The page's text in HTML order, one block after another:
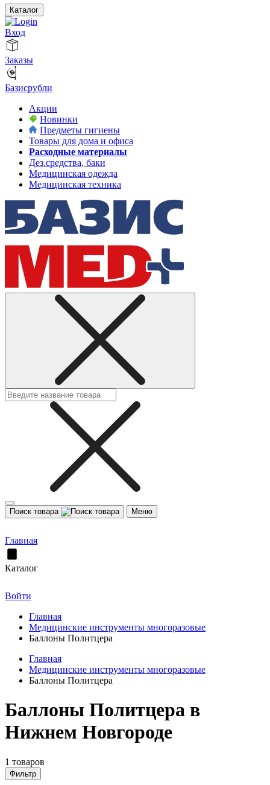
Каталог
Вход
Заказы
Базисрубли
Акции
Новинки
Предметы гигиены
Товары для дома и офиса
Расходные материалы
Дез.средства, баки
Медицинская одежда
Медицинская техника
Поиск товара Меню
Главная
Каталог
Войти
Главная
Медицинские инструменты многоразовые
Баллоны Политцера
Главная
Медицинские инструменты многоразовые
Баллоны Политцера
Баллоны Политцера в
Нижнем Новгороде
1 товаров
Фильтр